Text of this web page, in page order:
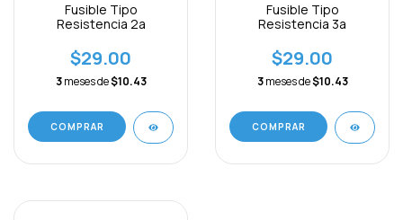
Fusible Tipo
Resistencia 2a
$29.00
3 meses de$10.43
Fusible Tipo
Resistencia 3a
$29.00
3 meses de$10.43